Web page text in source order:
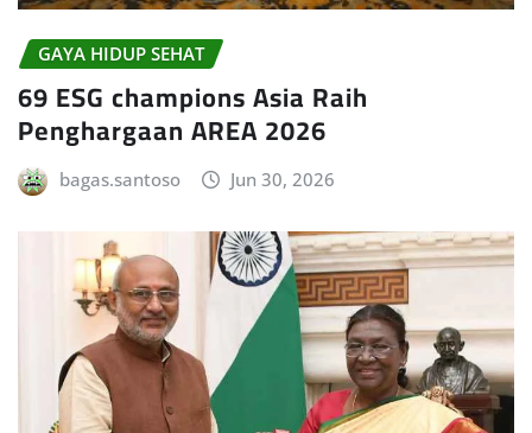
GAYA HIDUP SEHAT
69 ESG champions Asia Raih
Penghargaan AREA 2026
bagas.santoso Jun 30, 2026